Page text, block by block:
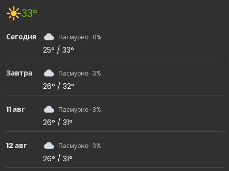
33°
Сегодня Пасмурно · 0%
25° / 33°
Завтра Пасмурно · 3%
26° / 32°
11 авг Пасмурно · 3%
26° / 31°
12 авг Пасмурно · 3%
26° / 31°